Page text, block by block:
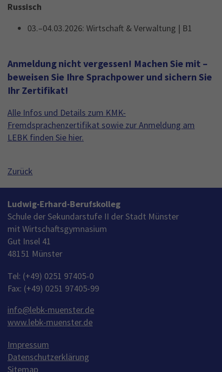
Russisch
03.–04.03.2026: Wirtschaft & Verwaltung | B1
Anmeldung nicht vergessen! Machen Sie mit –
beweisen Sie Ihre Sprachpower und sichern Sie
Ihr Zertifikat!
Alle Infos und Details zum KMK-
Fremdsprachenzertifikat sowie zur Anmeldung am
LEBK finden Sie hier.
Zurück
Ludwig-Erhard-Berufskolleg
Schule der Sekundarstufe II der Stadt Münster
mit Wirtschaftsgymnasium
Gut Insel 41
48151 Münster
Tel: (+49) 0251 97405-0
Fax: (+49) 0251 97405-99
info@lebk-muenster.de
www.lebk-muenster.de
Impressum
Datenschutzerklärung
Sitemap